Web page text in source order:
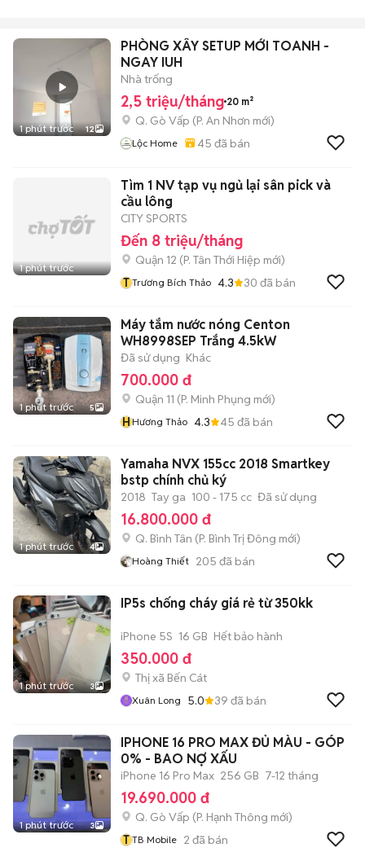
1 phút trước 12
PHÒNG XÂY SETUP MỚI TOANH -
NGAY IUH
Nhà trống
2,5 triệu/tháng 20 m²
Q. Gò Vấp (P. An Nhơn mới)
Lộc Home 45 đã bán
1 phút trước
Tìm 1 NV tạp vụ ngủ lại sân pick và
cầu lông
CITY SPORTS
Đến 8 triệu/tháng
Quận 12 (P. Tân Thới Hiệp mới)
T Trương Bích Thảo 4.3 30 đã bán
1 phút trước 5
Máy tắm nước nóng Centon
WH8998SEP Trắng 4.5kW
Đã sử dụng Khác
700.000 đ
Quận 11 (P. Minh Phụng mới)
HHương Thảo 4.3 45 đã bán
1 phút trước 4
Yamaha NVX 155cc 2018 Smartkey
bstp chính chủ ký
2018 Tay ga 100 - 175 cc Đã sử dụng
16.800.000 đ
Q. Bình Tân (P. Bình Trị Đông mới)
Hoàng Thiết 205 đã bán
1 phút trước 3
IP5s chống cháy giá rẻ từ 350kk
iPhone 5S 16 GB Hết bảo hành
350.000 đ
Thị xã Bến Cát
Xuân Long 5.0 39 đã bán
1 phút trước 3
IPHONE 16 PRO MAX ĐỦ MÀU - GÓP
0% - BAO NỢ XẤU
iPhone 16 Pro Max 256 GB 7-12 tháng
19.690.000 đ
Q. Gò Vấp (P. Hạnh Thông mới)
T TB Mobile 2 đã bán